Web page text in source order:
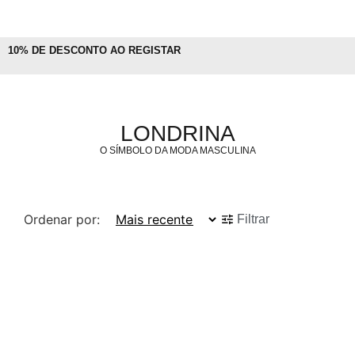
10% DE DESCONTO AO REGISTAR
LONDRINA
O SÍMBOLO DA MODA MASCULINA
Ordenar por: Filtrar